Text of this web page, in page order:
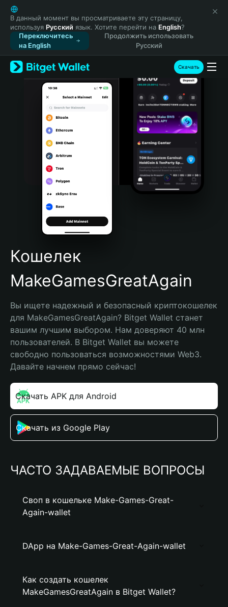
English
日本語
Tiếng Việt
Русский
Español (Latinoamérica)
Türkçe
Italiano
Português (Portugal)
Bahasa Indonesia
Português (Brasil)
Español (Argentina)
В данный момент вы просматриваете эту страницу,
используя Русский язык. Хотите перейти на English?
Переключитесь
на English
Продолжить использовать
Русский
Скачать
Кошелек
MakeGamesGreatAgain
Вы ищете надежный и безопасный криптокошелек
для MakeGamesGreatAgain? Bitget Wallet станет
вашим лучшим выбором. Нам доверяют 40 млн
пользователей. В Bitget Wallet вы можете
свободно пользоваться возможностями Web3.
Давайте начнем прямо сейчас!
Скачать APK для Android
Скачать из Google Play
ЧАСТО ЗАДАВАЕМЫЕ ВОПРОСЫ
Своп в кошельке Make-Games-Great-
Again-wallet
DApp на Make-Games-Great-Again-wallet
Как создать кошелек
MakeGamesGreatAgain в Bitget Wallet?